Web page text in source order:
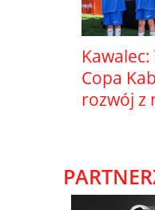
Copa
rozwój z